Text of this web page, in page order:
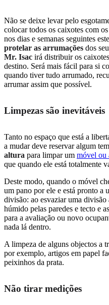
Não se deixe levar pelo
colocar todos os caixotes com
nos dias e semanas seguintes
protelar as arrumações dos
Mr. Isac irá distribuir os
destino. Será mais fácil para si
quando tiver tudo arrumado,
arrumar assim que possível.
Limpezas são inevitáveis
Tanto no espaço que está a
a mudar deve reservar algum
altura para limpar um móvel ou
que quando ele está totalmente
Deste modo, quando o móvel
um pano por ele e está pronto a
divisão: ao esvaziar uma
húmido pelas paredes e tecto e
para a avaliação ou novo
nada lá dentro.
A limpeza de alguns objectos a
por exemplo, artigos em papel
peixinhos da prata.
Não tirar medições